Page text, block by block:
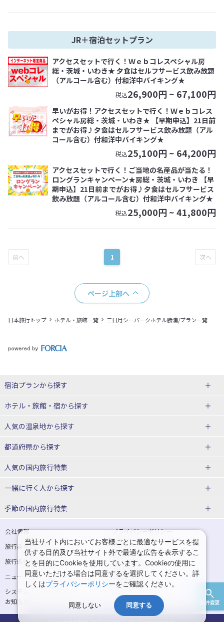
条件変更
JR＋宿泊セットプラン
アクセスセットで行く！Ｗｅｂコレスペシャル房
総・茨城・いわき★ 夕食はセルフサービス飲み放題
（アルコール含む）付和洋中バイキング★
税込26,900円 ~ 67,100円
早いがお得！アクセスセットで行く！Ｗｅｂコレス
ペシャル房総・茨城・いわき★ 【早期申込】21日前
までがお得♪夕食はセルフサービス飲み放題（アル
コール含む）付和洋中バイキング★
税込25,100円 ~ 64,200円
アクセスセットで行く！ご当地の名産品が当たる！
ロングランキャンペーン★房総・茨城・いわき 【早
期申込】21日前までがお得♪夕食はセルフサービス
飲み放題（アルコール含む）付和洋中バイキング★
税込25,000円 ~41,800円
1
ページ上部へ
日本旅行トップ ホテル・旅館一覧 三日月シーパークホテル勝浦/プラン一覧
宿泊プランから探す
北海道
東北
青森県
宮城県
山形県
関東
埼玉県 千葉県
茨城県 栃木県
北陸
ホテル・旅館・宿から探す
北海道ホテル・旅館
青森県ホテル・旅館
宮城県ホテル・旅館
山形県ホテル・旅館
東京都ホテル・旅館 神奈川県ホテル・旅館
埼玉県ホテル・旅館 千葉県ホテル・旅館
茨城県ホテル・旅館 栃木県ホテル・旅館
群馬県ホテル・旅館
人気の温泉地から探す
北海道
湯の川温泉(北海道)
十勝川温泉(北海道)
洞爺湖温泉(北海道)
層雲峡温泉(北海道)
東北
花巻温泉(岩手) 蔵王温泉(山形)
かみのやま温泉(山形) 鳴子温泉(宮城)
秋保温泉(宮城) 飯坂温泉(福島)
都道府県から探す
北海道旅行・ツアー
東北
青森旅行・ツアー 岩手旅行・ツアー
宮城旅行・ツアー 秋田旅行・ツアー
山形旅行・ツアー 福島旅行・ツアー
東京旅行・ツアー 神奈川旅行・ツアー
人気の国内旅行特集
東京ディズニーリゾート®への旅
ユニバーサル・スタジオ・ジャパ
一緒に行く人から探す
一人旅 国内版
カップル・夫婦旅行 国内版 女子旅 国内版
卒業旅行・学生旅行 国内版
季節の国内旅行特集
桜・お花見特集
ゴールデンウィーク（GW）の国内
旅行
夏休み・お盆の国内旅行 7月の国内旅行
8月の国内旅行 9月の国内旅行
10月の国内旅行 11月の国内旅行
紅葉旅行
会社情報
プライバシーポリシー
旅行業登録票・約款
規約集
旅行条件書
商標について
ニュースリリース
採用情報
システムメンテナンスの
お知らせ
当社サイト内においてお客様ごとに最適なサービスを提
供する目的及び当社サイト外で最適な広告を表示するこ
とを目的にCookieを使用しています。Cookieの使用に
同意いただける場合は同意するを選択してください。詳
しくはプライバシーポリシーをご確認ください。
同意しない 同意する